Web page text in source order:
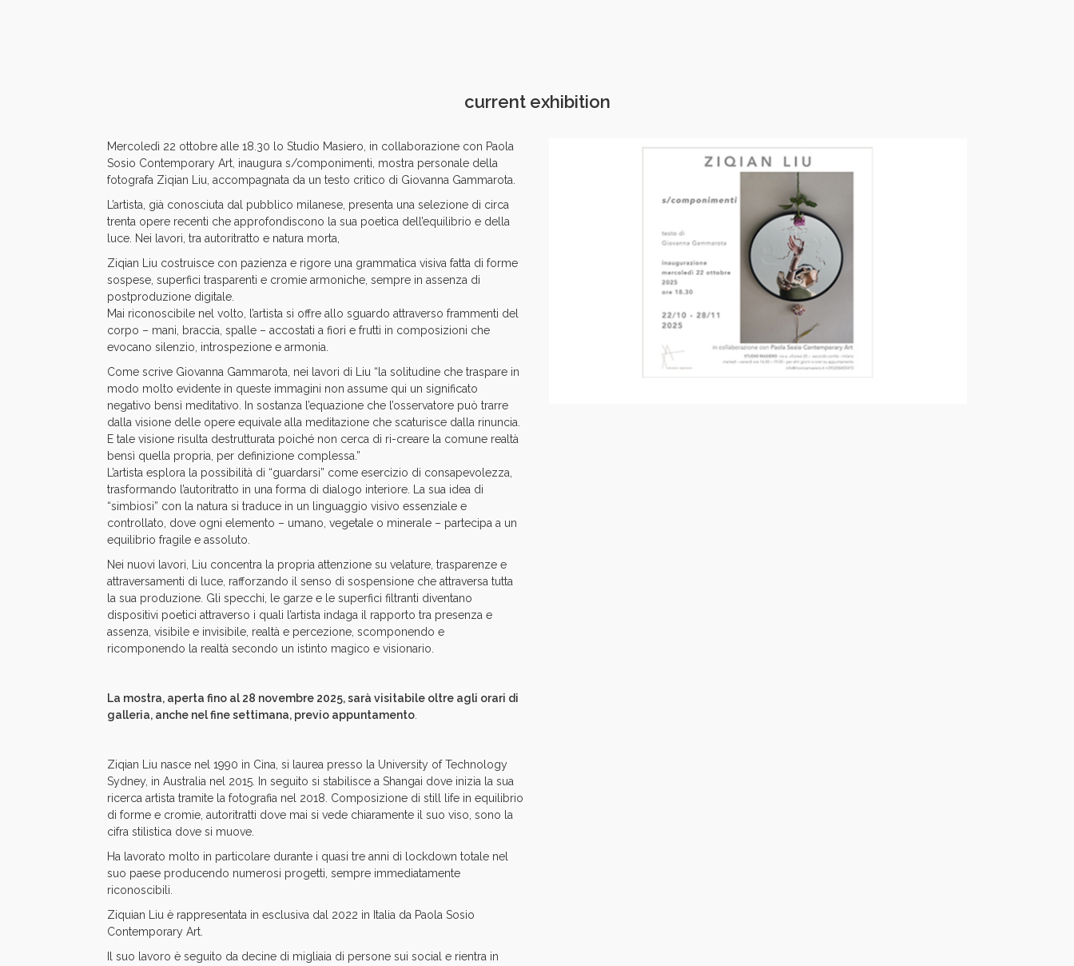
current exhibition
Mercoledì 22 ottobre alle 18.30 lo Studio Masiero, in collaborazione con Paola
Sosio Contemporary Art, inaugura s/componimenti, mostra personale della
fotografa Ziqian Liu, accompagnata da un testo critico di Giovanna Gammarota.
L’artista, già conosciuta dal pubblico milanese, presenta una selezione di circa
trenta opere recenti che approfondiscono la sua poetica dell’equilibrio e della
luce. Nei lavori, tra autoritratto e natura morta,
Ziqian Liu costruisce con pazienza e rigore una grammatica visiva fatta di forme
sospese, superfici trasparenti e cromie armoniche,sempre in assenza di
postproduzione digitale.
Mai riconoscibile nel volto, l’artista si offre allo sguardo attraverso frammenti del
corpo – mani, braccia, spalle – accostati a fiori e frutti in composizioni che
evocano silenzio, introspezione e armonia.
Come scrive Giovanna Gammarota, nei lavori di Liu “la solitudine che traspare in
modo molto evidente in queste immagini non assume qui un significato
negativo bensì meditativo. In sostanza l’equazione che l’osservatore può trarre
dalla visione delle opere equivale alla meditazione che scaturisce dalla rinuncia.
E tale visione risulta destrutturata poiché non cerca di ri-creare la comune realtà
bensì quella propria, per definizione complessa .”
L’artista esplora la possibilità di “guardarsi” come esercizio di consapevolezza,
trasformando l’autoritratto in una forma di dialogo interiore. La sua idea di
“simbiosi” con la natura si traduce in un linguaggio visivo essenziale e
controllato, dove ogni elemento – umano, vegetale o minerale – partecipa a un
equilibrio fragile e assoluto.
Nei nuovi lavori, Liu concentra la propria attenzione su velature, trasparenze e
attraversamenti di luce, rafforzando il senso di sospensione che attraversa tutta
la sua produzione. Gli specchi, le garze e le superfici filtranti diventano
dispositivi poetici attraverso i quali l’artista indaga il rapporto tra presenza e
assenza, visibile e invisibile, realtà e percezione, scomponendo e
ricomponendo la realtà secondo un istinto magico e visionario.
La mostra, aperta fino al 28 novembre 2025, sarà visitabile oltre agli orari di
galleria, anche nel fine settimana, previo appuntamento
Ziqian Liu nasce nel 1990 in Cina, si laurea presso la University of Technology
Sydney, in Australia nel 2015. In seguito si stabilisce a Shangai dove inizia la sua
ricerca artista tramite la fotografia nel 2018. Composizione di still life in equilibrio
di forme e cromie, autoritratti dove mai si vede chiaramente il suo viso, sono la
cifra stilistica dove si muove.
Ha lavorato molto in particolare durante i quasi tre anni di lockdown totale nel
suo paese producendo numerosi progetti, sempre immediatamente
riconoscibili.
Ziquian Liu è rappresentata in esclusiva dal 2022 in Italia da Paola Sosio
Contemporary Art.
Il suo lavoro è seguito da decine di migliaia di persone sui social e rientra in